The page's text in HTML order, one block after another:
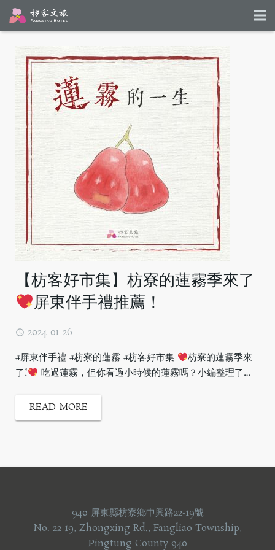
【枋客好市集】枋寮的蓮霧季來了
屏東伴手禮推薦！
2024-01-26
#屏東伴手禮 #枋寮的蓮霧 #枋客好市集
枋寮的蓮霧季來
了!
吃過蓮霧，但你看過小時候的蓮霧嗎？小編整理了…
READ MORE
940 屏東縣枋寮鄉中興路22-19號
No. 22-19, Zhongxing Rd., Fangliao Township,
Pingtung County 940